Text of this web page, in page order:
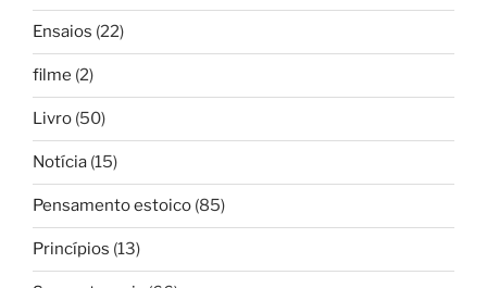
Ensaios (22)
filme (2)
Livro (50)
Notícia (15)
Pensamento estoico (85)
Princípios (13)